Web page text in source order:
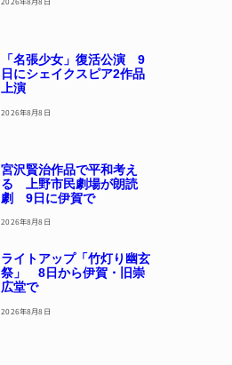
「名張少女」復活公演 9
日にシェイクスピア2作品
上演
2026年8月8日
宮沢賢治作品で平和考え
る 上野市民劇場が朗読
劇 9日に伊賀で
2026年8月8日
ライトアップ「竹灯り幽玄
祭」 8日から伊賀・旧崇
広堂で
2026年8月8日